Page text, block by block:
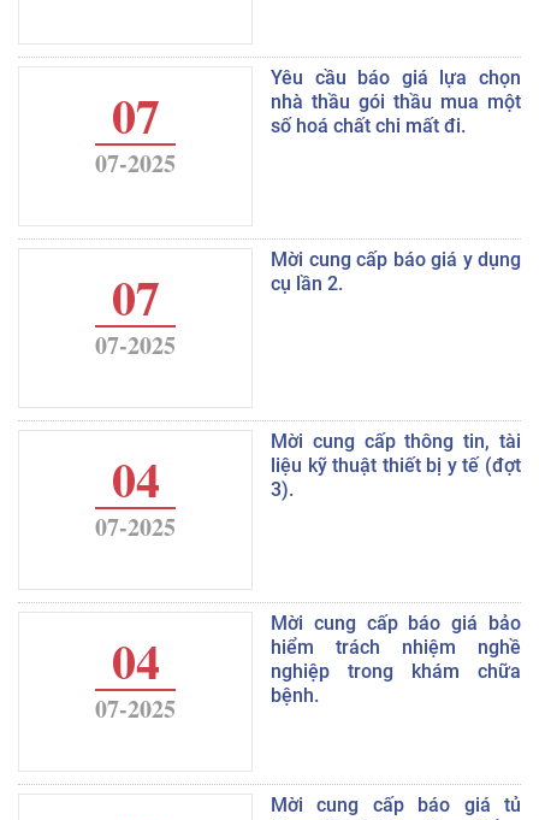
07
07-2025
Yêu cầu báo giá lựa chọn
nhà thầu gói thầu mua một
số hoá chất chi mất đi.
07
07-2025
Mời cung cấp báo giá y dụng
cụ lần 2.
04
07-2025
Mời cung cấp thông tin, tài
liệu kỹ thuật thiết bị y tế (đợt
3).
04
07-2025
Mời cung cấp báo giá bảo
hiểm trách nhiệm nghề
nghiệp trong khám chữa
bệnh.
Mời cung cấp báo giá tủ